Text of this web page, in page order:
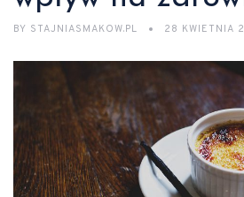
BY STAJNIASMAKOW.PL 28 KWIETNIA